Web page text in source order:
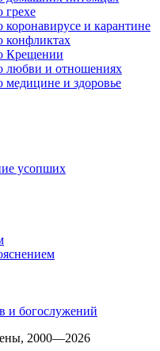
грехе
и карантине
конфликтах
Крещении
любви и отношениях
и здоровье
усопших
и богослужений
2000—2026